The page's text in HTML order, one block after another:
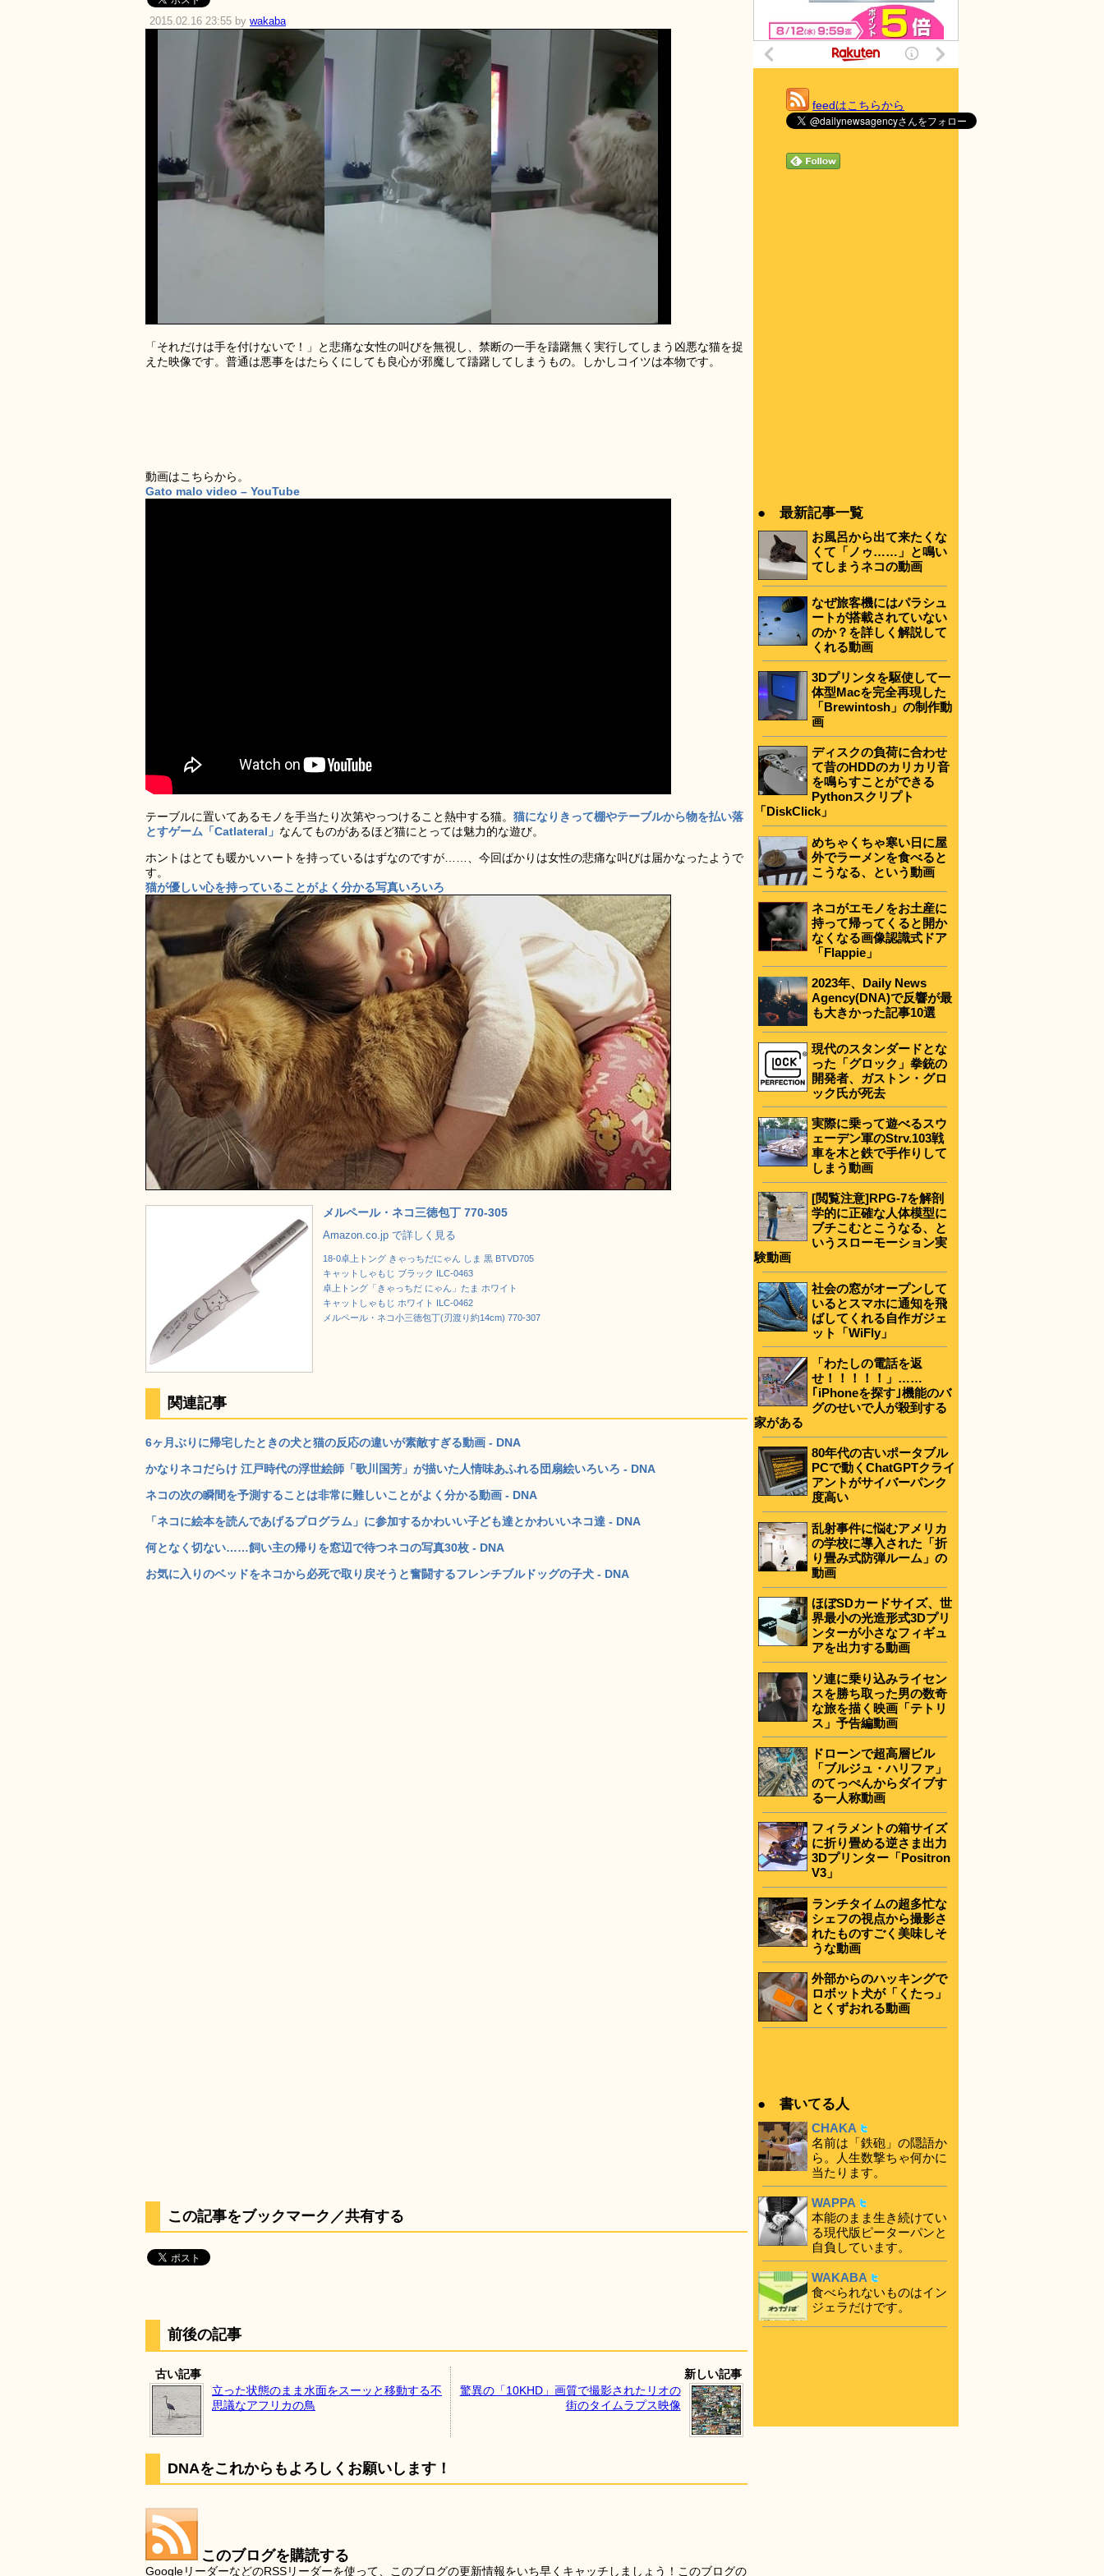
2015.02.16 23:55 by wakaba
「それだけは手を付けないで！」と悲痛な女性の叫びを無視し、禁断の一手を躊躇無く実行してしまう凶悪な猫を捉
えた映像です。普通は悪事をはたらくにしても良心が邪魔して躊躇してしまうもの。しかしコイツは本物です。
動画はこちらから。
Gato malo video – YouTube
テーブルに置いてあるモノを手当たり次第やっつけること熱中する猫。 猫になりきって棚やテーブルから物を払い落
とすゲーム「Catlateral」 なんてものがあるほど猫にとっては魅力的な遊び。
ホントはとても暖かいハートを持っているはずなのですが……、今回ばかりは女性の悲痛な叫びは届かなったようで
す。
猫が優しい心を持っていることがよく分かる写真いろいろ
メルペール・ネコ三徳包丁 770-305
Amazon.co.jp で詳しく見る
18-0卓上トング きゃっちだにゃん しま 黒 BTVD705
キャットしゃもじ ブラック ILC-0463
卓上トング「きゃっちだ にゃん」たま ホワイト
キャットしゃもじ ホワイト ILC-0462
メルペール・ネコ小三徳包丁(刃渡り約14cm) 770-307
関連記事
6ヶ月ぶりに帰宅したときの犬と猫の反応の違いが素敵すぎる動画 - DNA
かなりネコだらけ 江戸時代の浮世絵師「歌川国芳」が描いた人情味あふれる団扇絵いろいろ - DNA
ネコの次の瞬間を予測することは非常に難しいことがよく分かる動画 - DNA
「ネコに絵本を読んであげるプログラム」に参加するかわいい子ども達とかわいいネコ達 - DNA
何となく切ない……飼い主の帰りを窓辺で待つネコの写真30枚 - DNA
お気に入りのベッドをネコから必死で取り戻そうと奮闘するフレンチブルドッグの子犬 - DNA
この記事をブックマーク／共有する
前後の記事
古い記事
立った状態のまま水面をスーッと移動する不
思議なアフリカの鳥
新しい記事
驚異の「10KHD」画質で撮影されたリオの
街のタイムラプス映像
DNAをこれからもよろしくお願いします！
このブログを購読する
GoogleリーダーなどのRSSリーダーを使って、このブログの更新情報をいち早くキャッチしましょう！このブログの
feedはこちらから
● 最新記事一覧
お風呂から出て来たくな
くて「ノゥ……」と鳴い
てしまうネコの動画
なぜ旅客機にはパラシュ
ートが搭載されていない
のか？を詳しく解説して
くれる動画
3Dプリンタを駆使して一
体型Macを完全再現した
「Brewintosh」の制作動
画
ディスクの負荷に合わせ
て昔のHDDのカリカリ音
を鳴らすことができる
Pythonスクリプト
「DiskClick」
めちゃくちゃ寒い日に屋
外でラーメンを食べると
こうなる、という動画
ネコがエモノをお土産に
持って帰ってくると開か
なくなる画像認識式ドア
「Flappie」
2023年、Daily News
Agency(DNA)で反響が最
も大きかった記事10選
現代のスタンダードとな
った「グロック」拳銃の
開発者、ガストン・グロ
ック氏が死去
実際に乗って遊べるスウ
ェーデン軍のStrv.103戦
車を木と鉄で手作りして
しまう動画
[閲覧注意]RPG-7を解剖
学的に正確な人体模型に
ブチこむとこうなる、と
いうスローモーション実
験動画
社会の窓がオープンして
いるとスマホに通知を飛
ばしてくれる自作ガジェ
ット「WiFly」
「わたしの電話を返
せ！！！！！」……
｢iPhoneを探す｣機能のバ
グのせいで人が殺到する
家がある
80年代の古いポータブル
PCで動くChatGPTクライ
アントがサイバーパンク
度高い
乱射事件に悩むアメリカ
の学校に導入された「折
り畳み式防弾ルーム」の
動画
ほぼSDカードサイズ、世
界最小の光造形式3Dプリ
ンターが小さなフィギュ
アを出力する動画
ソ連に乗り込みライセン
スを勝ち取った男の数奇
な旅を描く映画「テトリ
ス」予告編動画
ドローンで超高層ビル
「ブルジュ・ハリファ」
のてっぺんからダイブす
る一人称動画
フィラメントの箱サイズ
に折り畳める逆さま出力
3Dプリンター「Positron
V3」
ランチタイムの超多忙な
シェフの視点から撮影さ
れたものすごく美味しそ
うな動画
外部からのハッキングで
ロボット犬が「くたっ」
とくずおれる動画
● 書いてる人
CHAKA
名前は「鉄砲」の隠語か
ら。人生数撃ちゃ何かに
当たります。
WAPPA
本能のまま生き続けてい
る現代版ピーターパンと
自負しています。
WAKABA
食べられないものはイン
ジェラだけです。